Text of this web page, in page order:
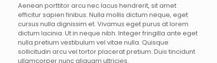
Aenean porttitor arcu nec lacus hendrerit, sit amet
efficitur sapien finibus. Nulla mollis dictum neque, eget
cursus nulla dignissim et. Vivamus eget purus at lorem
dictum lacinia. Ut in neque nibh. Integer fringilla ante eget
nulla pretium vestibulum vel vitae nulla. Quisque
sollicitudin arcu vel tortor placerat pretium. Duis tincidunt
ullamcorper nunc aliquam ultricies.